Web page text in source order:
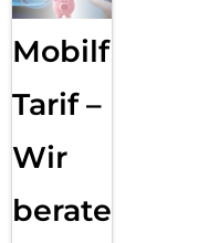
Mobilfunk
Tarif –
Wir
beraten